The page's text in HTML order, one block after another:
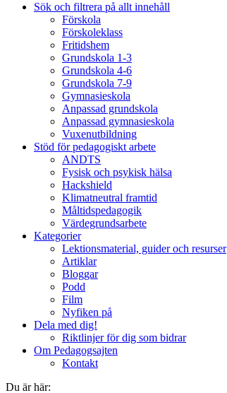
Sök och filtrera på allt innehåll
Förskola
Förskoleklass
Fritidshem
Grundskola 1-3
Grundskola 4-6
Grundskola 7-9
Gymnasieskola
Anpassad grundskola
Anpassad gymnasieskola
Vuxenutbildning
Stöd för pedagogiskt arbete
ANDTS
Fysisk och psykisk hälsa
Hackshield
Klimatneutral framtid
Måltidspedagogik
Värdegrundsarbete
Kategorier
Lektionsmaterial, guider och resurser
Artiklar
Bloggar
Podd
Film
Nyfiken på
Dela med dig!
Riktlinjer för dig som bidrar
Om Pedagogsajten
Kontakt
Du är här: